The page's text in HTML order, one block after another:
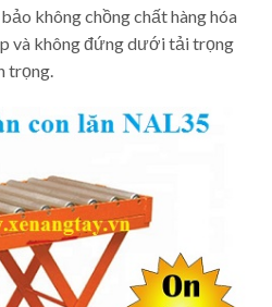
không chồng chất hàng hóa
và không đứng dưới tải trọng
trọng.